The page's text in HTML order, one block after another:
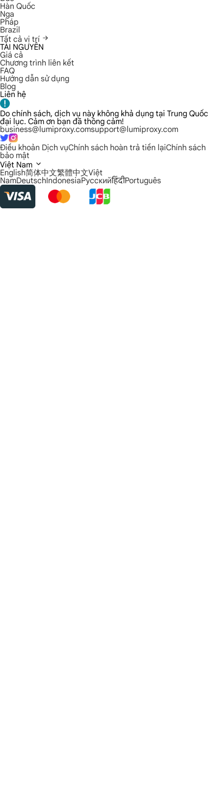
Hàn Quốc
Nga
Pháp
Brazil
Tất cả vị trí
TÀI NGUYÊN
Giá cả
Chương trình liên kết
FAQ
Hướng dẫn sử dụng
Blog
Liên hệ
Do chính sách, dịch vụ này không khả dụng tại Trung Quốc
đại lục. Cảm ơn bạn đã thông cảm!
business@lumiproxy.comsupport@lumiproxy.com
Điều khoản Dịch vụChính sách hoàn trả tiền lạiChính sách
bảo mật
Việt Nam
English简体中文繁體中文Việt
NamDeutschIndonesiaРусскийहिंदीPortuguês